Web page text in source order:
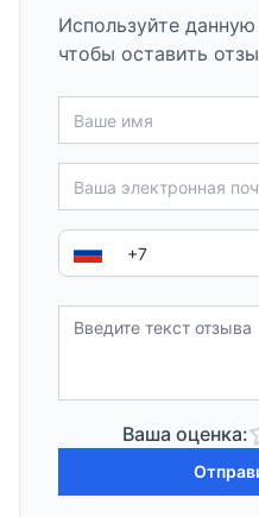
Используйте
чтобы оставить
Ваша оценка: